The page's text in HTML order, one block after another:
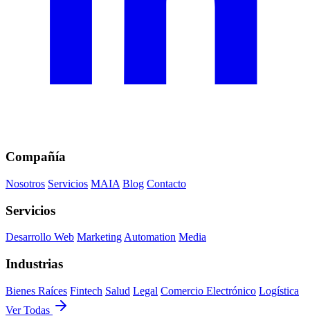
Compañía
Nosotros Servicios MAIA Blog Contacto
Servicios
Desarrollo Web MarketingAutomation Media
Industrias
Bienes Raíces Fintech Salud Legal Comercio Electrónico Logística
Ver Todas